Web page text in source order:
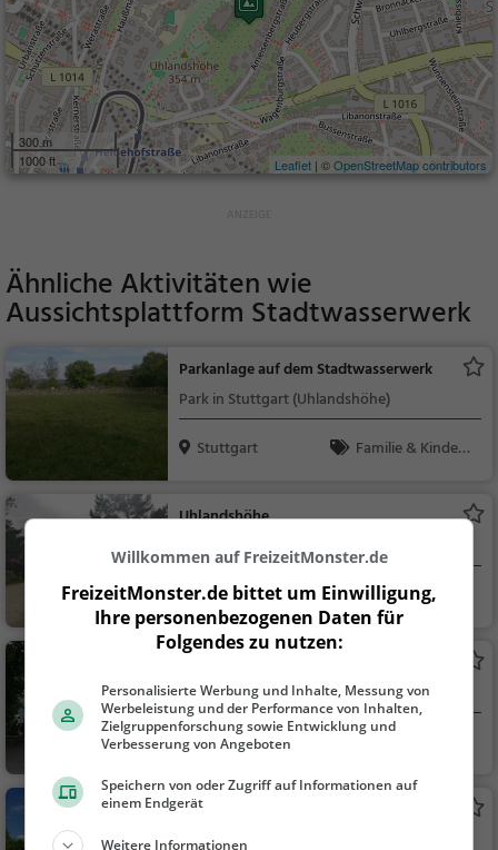
300 m
1000 ft
Leaflet | ©OpenStreetMap contributors
Ähnliche Aktivitäten wie
Aussichtsplattform Stadtwasserwerk
Parkanlage auf dem Stadtwasserwerk
Park in Stuttgart (Uhlandshöhe)
Stuttgart
Familie & Kinder,
Uhlandshöhe
Aussichtspunkt in Stuttgart
Stuttgart
Aussichtspunkt, F
amilie & Kinder, Natu
r
Planetarium in Stuttgart
Stuttgart
Familie & Kinder,
ur, Wissenschaft & P
Mittlerer Schlossgarten
Park in Stuttgart (Kernerviertel)
Willkommen auf FreizeitMonster.de
FreizeitMonster.de bittet um Einwilligung,
Ihre personenbezogenen Daten für
Folgendes zu nutzen:
Personalisierte Werbung und Inhalte, Messung von
Werbeleistung und der Performance von Inhalten,
Zielgruppenforschung sowie Entwicklung und
Verbesserung von Angeboten
Speichern von oder Zugriff auf Informationen auf
einem Endgerät
Weitere Informationen